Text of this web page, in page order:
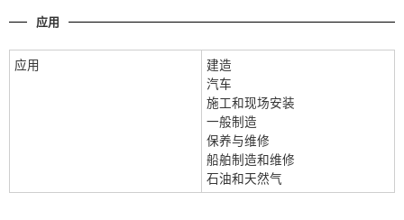
应用
应用
建造
汽车
施工和现场安装
一般制造
保养与维修
船舶制造和维修
石油和天然气